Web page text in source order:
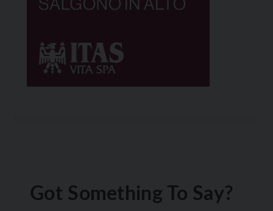
Got Something To Say?